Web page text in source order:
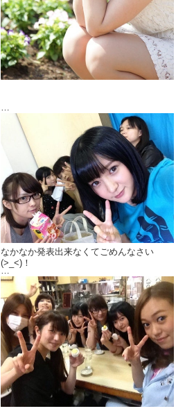
大事なお知らせです！
この度新しい事務所が決まりました♡
「ｅｓｔ！」です。
これから西永がぐいぐいひっぱって頑張り
ます！
→新しいＨＰはコチラ
なかなか発表出来なくてごめんなさい
(>_<)！
これからはファンレターも受け取れます
♡♡
大大大募集だよ(*∩ω∩)♡(笑)
これからも応援よろしくお願いします(//･
_･//)
そして７月出演舞台「踊るOH!遊戯」
みんなでご飯~♪